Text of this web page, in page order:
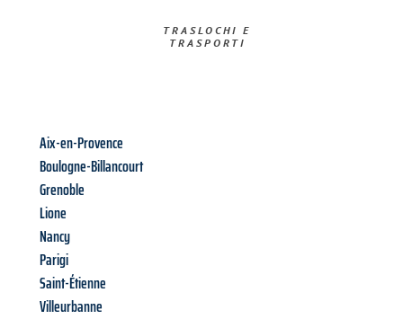
TRASLOCHI E
TRASPORTI​
Aix-en-Provence
Boulogne-Billancourt
Grenoble
Lione
Nancy
Parigi
Saint-Étienne
Villeurbanne